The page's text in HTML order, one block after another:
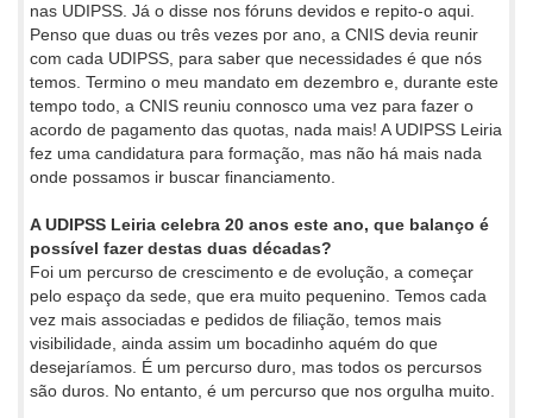
nas UDIPSS. Já o disse nos fóruns devidos e repito-o aqui.
Penso que duas ou três vezes por ano, a CNIS devia reunir
com cada UDIPSS, para saber que necessidades é que nós
temos. Termino o meu mandato em dezembro e, durante este
tempo todo, a CNIS reuniu connosco uma vez para fazer o
acordo de pagamento das quotas, nada mais! A UDIPSS Leiria
fez uma candidatura para formação, mas não há mais nada
onde possamos ir buscar financiamento.
A UDIPSS Leiria celebra 20 anos este ano, que balanço é
possível fazer destas duas décadas?
Foi um percurso de crescimento e de evolução, a começar
pelo espaço da sede, que era muito pequenino. Temos cada
vez mais associadas e pedidos de filiação, temos mais
visibilidade, ainda assim um bocadinho aquém do que
desejaríamos. É um percurso duro, mas todos os percursos
são duros. No entanto, é um percurso que nos orgulha muito.